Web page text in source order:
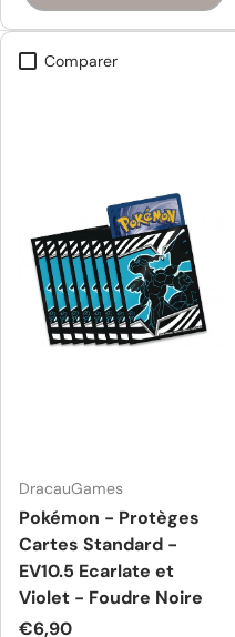
Comparer
DracauGames
Pokémon - Protèges
Cartes Standard -
EV10.5 Ecarlate et
Violet - Foudre Noire
Prix habituel
€6,90